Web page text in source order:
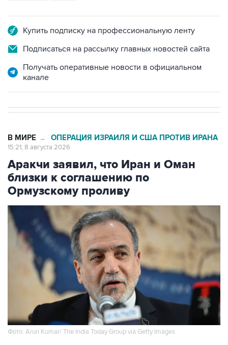
Купить подписку на профессиональную ленту
Подписаться на рассылку главных новостей сайта
Получать оперативные новости в официальном
канале
В МИРЕ → ОПЕРАЦИЯ ИЗРАИЛЯ И США ПРОТИВ ИРАНА
15:21, 8 августа 2026
Аракчи заявил, что Иран и Оман
близки к соглашению по
Ормузскому проливу
Фото: Arun Kumar/ The India Today Group via Getty Images